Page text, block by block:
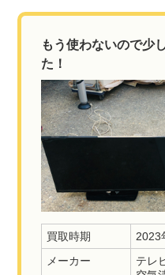
もう使わないので少
た！
買取時期
2023
メーカー
テレ